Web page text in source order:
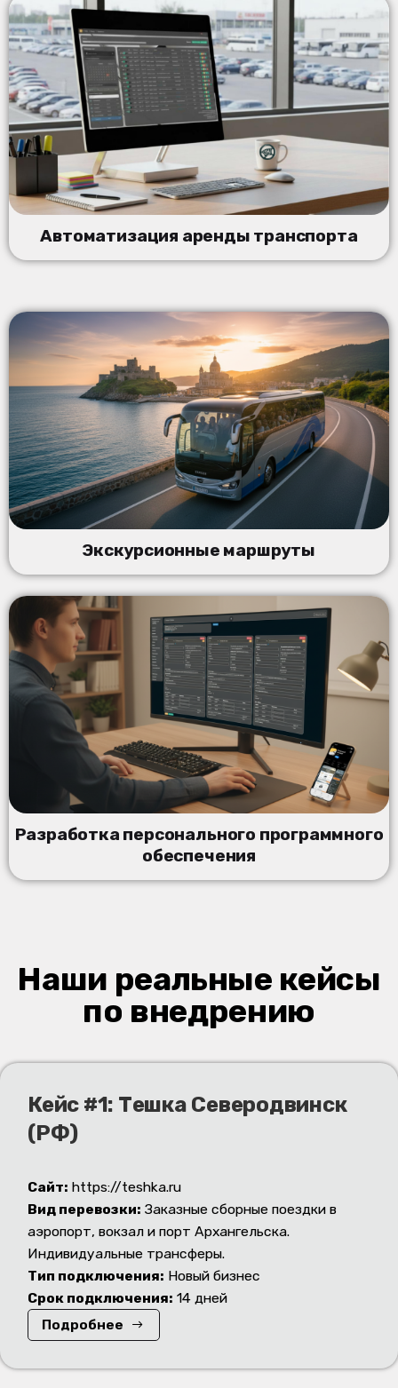
Автоматизация аренды транспорта
Экскурсионные маршруты
Разработка персонального программного
обеспечения
Наши реальные кейсы
по внедрению
Кейс #1: Тешка Северодвинск
(РФ)
Сайт: https://teshka.ru
Вид перевозки: Заказные сборные поездки в
аэропорт, вокзал и порт Архангельска.
Индивидуальные трансферы.
Тип подключения: Новый бизнес
Срок подключения: 14 дней
Подробнее